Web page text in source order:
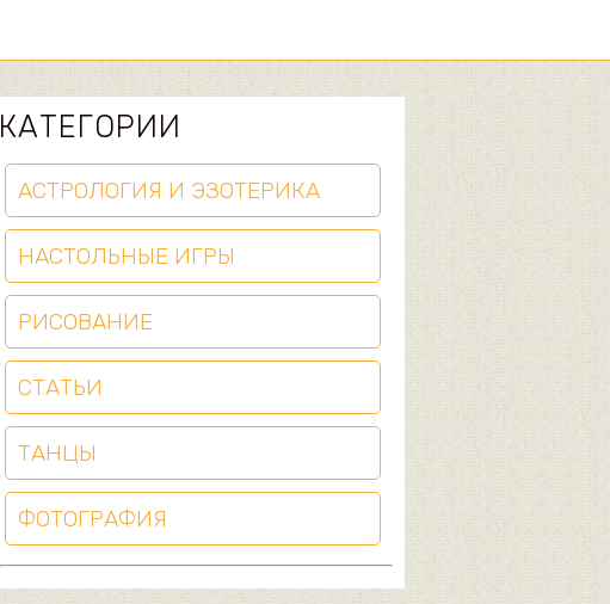
КАТЕГОРИИ
АСТРОЛОГИЯ И ЭЗОТЕРИКА
НАСТОЛЬНЫЕ ИГРЫ
РИСОВАНИЕ
СТАТЬИ
ТАНЦЫ
ФОТОГРАФИЯ